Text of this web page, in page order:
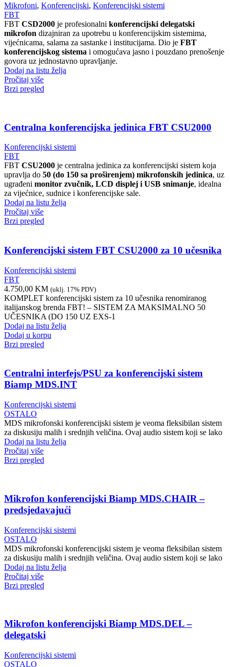
Mikrofoni, Konferencijski, Konferencijski sistemi
FBT
FBT CSD2000 je profesionalni konferencijski delegatski
mikrofon dizajniran za upotrebu u konferencijskim sistemima,
vijećnicama, salama za sastanke i institucijama. Dio je FBT
konferencijskog sistema i omogućava jasno i pouzdano prenošenje
govora uz jednostavno upravljanje.
Dodaj na listu želja
Pročitaj više
Brzi pregled
Centralna konferencijska jedinica FBT CSU2000
Konferencijski sistemi
FBT
FBT CSU2000 je centralna jedinica za konferencijski sistem koja
upravlja do 50 (do 150 sa proširenjem) mikrofonskih jedinica, uz
ugrađeni monitor zvučnik, LCD displej i USB snimanje, idealna
za vijećnice, sudnice i konferencijske sale.
Dodaj na listu želja
Pročitaj više
Brzi pregled
Konferencijski sistem FBT CSU2000 za 10 učesnika
Konferencijski sistemi
FBT
4.750,00 KM (uklj. 17% PDV)
KOMPLET konferencijski sistem za 10 učesnika renomiranog
italijanskog brenda FBT! – SISTEM ZA MAKSIMALNO 50
UČESNIKA (DO 150 UZ EXS-1
Dodaj na listu želja
Dodaj u korpu
Brzi pregled
Centralni interfejs/PSU za konferencijski sistem
Biamp MDS.INT
Konferencijski sistemi
OSTALO
MDS mikrofonski konferencijski sistem je veoma fleksibilan sistem
za diskusiju malih i srednjih veličina. Ovaj audio sistem koji se lako
Dodaj na listu želja
Pročitaj više
Brzi pregled
Mikrofon konferencijski Biamp MDS.CHAIR –
predsjedavajući
Konferencijski sistemi
OSTALO
MDS mikrofonski konferencijski sistem je veoma fleksibilan sistem
za diskusiju malih i srednjih veličina. Ovaj audio sistem koji se lako
Dodaj na listu želja
Pročitaj više
Brzi pregled
Mikrofon konferencijski Biamp MDS.DEL –
delegatski
Konferencijski sistemi
OSTALO